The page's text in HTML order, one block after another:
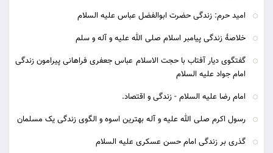
امید حرم: زندگی حضرت ابوالفضل عباس علیه السلام
خلاصۀ زندگی پیامبر اسلام صلی الله علیه و آله و سلم
گفتگوی دیار آفتاب با حجت الاسلام عباس جعفری فراهانی پیرامون زندگی
امام جواد علیه السلام
امام رضا علیه السلام - زندگی و اقتصاد.
رسول اکرم صلی الله علیه و آله بهترین اسوه و الگوی زندگی یک مسلمان
گذری بر زندگی امام حسن عسکری علیه السلام